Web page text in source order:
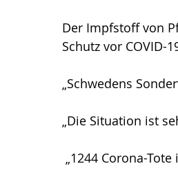
Der Impfstoff von
Schutz vor COVID-
„Schwedens
„Die Situation ist
„1244 Corona-